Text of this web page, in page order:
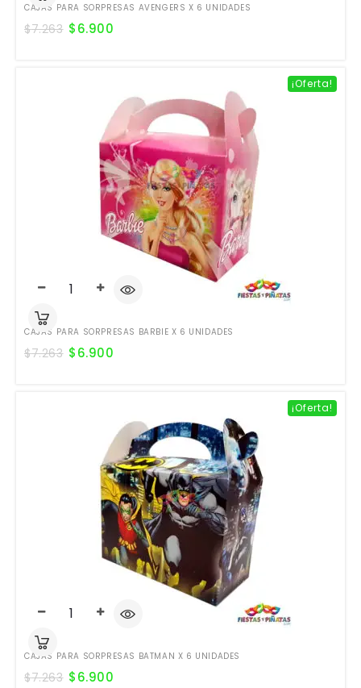
CAJAS PARA SORPRESAS AVENGERS X 6 UNIDADES
$7.263 $6.900
¡Oferta!
CAJAS PARA SORPRESAS BARBIE X 6 UNIDADES
$7.263 $6.900
¡Oferta!
CAJAS PARA SORPRESAS BATMAN X 6 UNIDADES
$7.263 $6.900